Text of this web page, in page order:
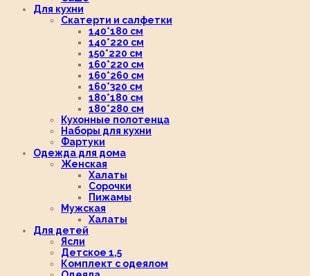
Для кухни
Скатерти и салфетки
140*180 см
140*220 см
150*220 см
160*220 см
160*260 см
160*320 см
180*180 см
180*280 см
Кухонные полотенца
Наборы для кухни
Фартуки
Одежда для дома
Женская
Халаты
Сорочки
Пижамы
Мужская
Халаты
Для детей
Ясли
Детское 1,5
Комплект с одеялом